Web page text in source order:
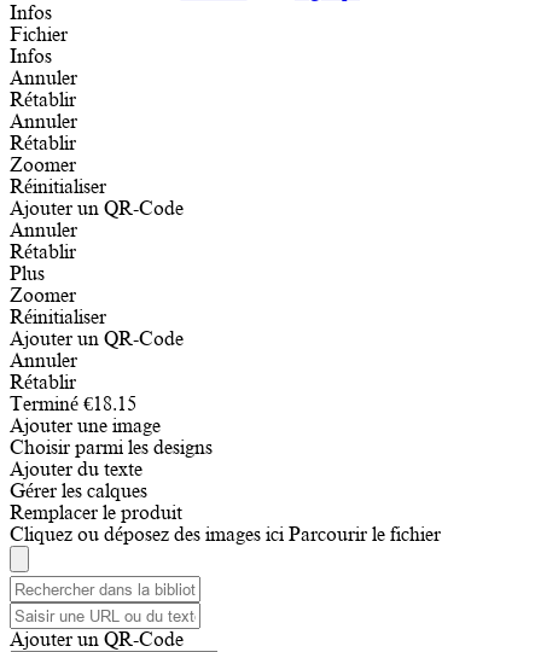
Infos
Fichier
Infos
Annuler
Rétablir
Annuler
Rétablir
Zoomer
Réinitialiser
Ajouter un QR-Code
Annuler
Rétablir
Plus
Zoomer
Réinitialiser
Ajouter un QR-Code
Annuler
Rétablir
Terminé €18.15
Ajouter une image
Choisir parmi les designs
Ajouter du texte
Gérer les calques
Remplacer le produit
Cliquez ou déposez des images ici Parcourir le fichier
Ajouter un QR-Code